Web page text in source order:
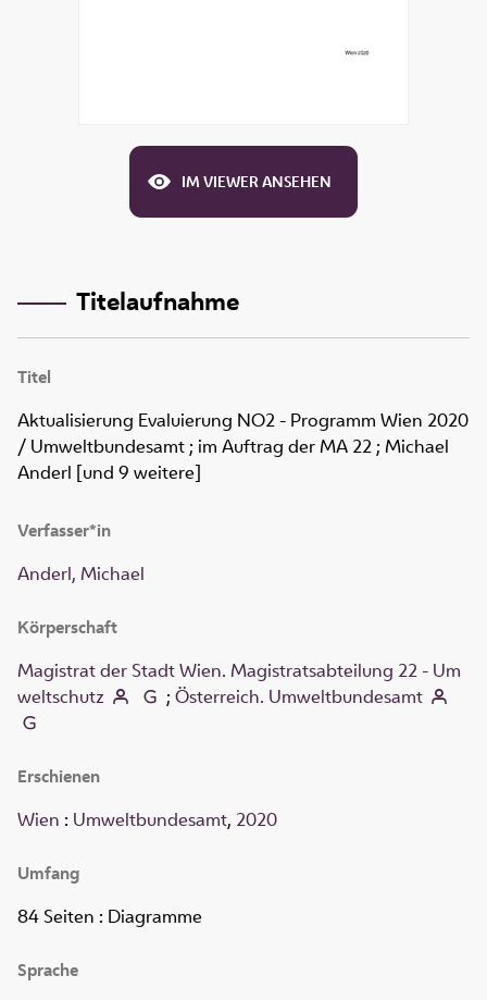
IM VIEWER ANSEHEN
Titelaufnahme
Titel
Aktualisierung Evaluierung NO2 - Programm Wien 2020
/ Umweltbundesamt ; im Auftrag der MA 22 ; Michael
Anderl [und 9 weitere]
Verfasser*in
Anderl, Michael
Körperschaft
Magistrat der Stadt Wien. Magistratsabteilung 22 - Um
weltschutz
; Österreich. Umweltbundesamt
Erschienen
Wien : Umweltbundesamt, 2020
Umfang
84 Seiten : Diagramme
Sprache